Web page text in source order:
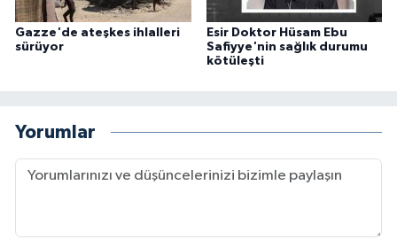
Gazze'de ateşkes ihlalleri
sürüyor
Esir Doktor Hüsam Ebu
Safiyye'nin sağlık durumu
kötüleşti
Yorumlar